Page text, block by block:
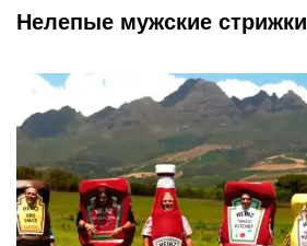
ВНелепые мужские стрижки